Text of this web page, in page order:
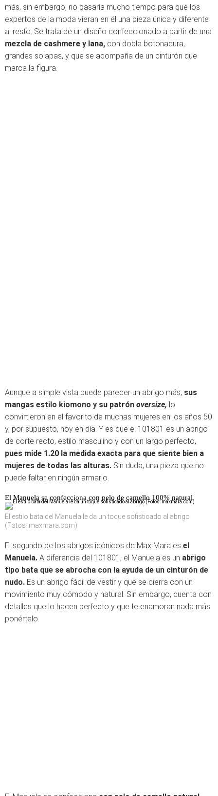
más, sin embargo, no pasaría mucho tiempo para que los
expertos de la moda vieran en él una pieza única y diferente
al resto. Se trata de un diseño confeccionado a partir de una
mezcla de cashmere y lana, con doble botonadura,
grandes solapas, y que se acompaña de un cinturón que
marca la figura.
Aunque a simple vista puede parecer un abrigo más, sus
mangas estilo kiomono y su patrón oversize, lo
convirtieron en el favorito de muchas mujeres en los años 50
y, por supuesto, hoy en día. Y es que el 101801 es un abrigo
de corte recto, estilo masculino y con un largo perfecto,
pues mide 1.20 la medida exacta para que siente bien a
mujeres de todas las alturas. Sin duda, una pieza que no
puede faltar en ningún armario.
El Manuela se confecciona con pelo de camello 100% natural
El estilo bata del Manuela le da un toque sofisticado al abrigo
(Fotos: maxmara.com)
El segundo de los abrigos icónicos de Max Mara es el
Manuela. A diferencia del 101801, el Manuela es un abrigo
tipo bata que se abrocha con la ayuda de un cinturón de
nudo. Es un abrigo fácil de vestir y que se cierra con un
movimiento muy cómodo y natural. Sin embargo, cuenta con
detalles que lo hacen perfecto y que te enamoran nada más
ponértelo.